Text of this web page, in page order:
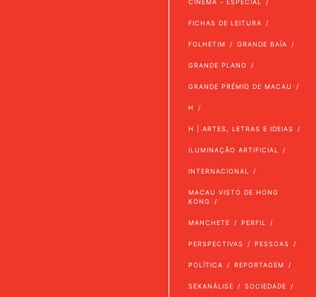
CINEMA - ESPECIAL
FICHAS DE LEITURA
FOLHETIM GRANDE BAÍA
GRANDE PLANO
GRANDE PRÉMIO DE MACAU
H
H | ARTES, LETRAS E IDEIAS
ILUMINAÇÃO ARTIFICIAL
INTERNACIONAL
MACAU VISTO DE HONG
KONG
MANCHETE PERFIL
PERSPECTIVAS PESSOAS
POLÍTICA REPORTAGEM
SEXANÁLISE SOCIEDADE